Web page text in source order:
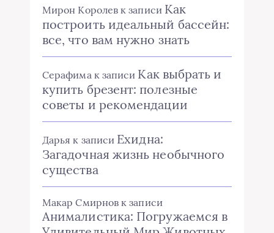
Мирон Королев к записи Как
построить идеальный бассейн:
все, что вам нужно знать
Серафима к записи Как выбрать и
купить брезент: полезные
советы и рекомендации
Дарья к записи Ехидна:
Загадочная жизнь необычного
существа
Макар Смирнов к записи
Анималистика: Погружаемся в